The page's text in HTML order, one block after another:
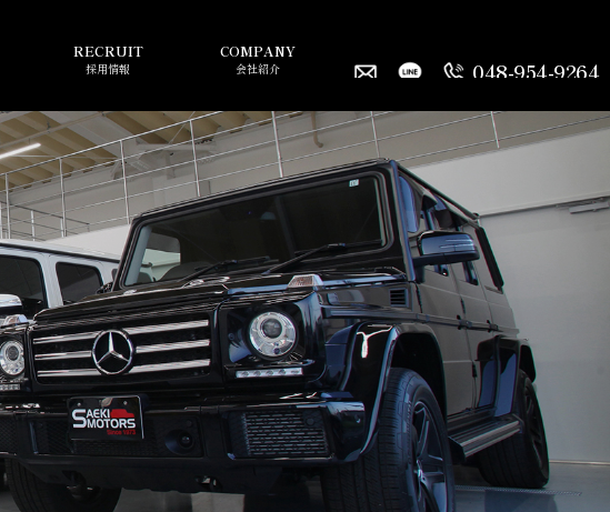
RECRUIT
採用情報
COMPANY
会社紹介 048-954-9264